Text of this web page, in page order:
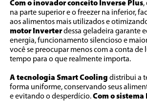
Com o inovador conceito Inverse Plus,
na parte superior e o freezer na inferior,
aos alimentos mais utilizados e
motor Inverter dessa geladeira garante
energia, funcionamento silencioso e
você se preocupar menos com a conta de
tempo para o que realmente importa.
A tecnologia Smart Cooling distribui a
forma uniforme, conservando seus
e evitando o desperdício. Com o sistema